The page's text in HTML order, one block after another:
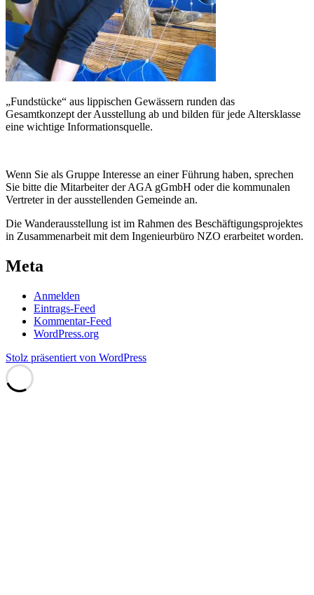
„Fundstücke“ aus lippischen Gewässern runden das
Gesamtkonzept der Ausstellung ab und bilden für jede Altersklasse
eine wichtige Informationsquelle.
Wenn Sie als Gruppe Interesse an einer Führung haben, sprechen
Sie bitte die Mitarbeiter der AGA gGmbH oder die kommunalen
Vertreter in der ausstellenden Gemeinde an.
Die Wanderausstellung ist im Rahmen des Beschäftigungsprojektes
in Zusammenarbeit mit dem Ingenieurbüro NZO erarbeitet worden.
Meta
Anmelden
Eintrags-Feed
Kommentar-Feed
WordPress.org
Stolz präsentiert von WordPress
Scroll
Up